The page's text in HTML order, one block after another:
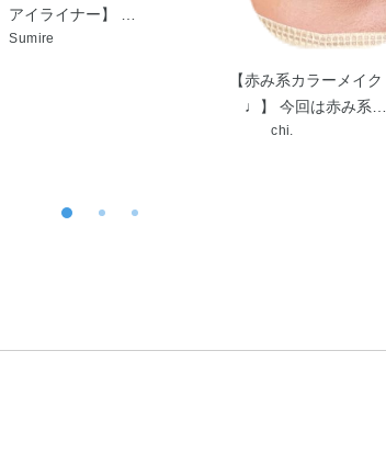
アイライナー】 …
Sumire
【赤み系カラーメイク
♩】 今回は赤み系…
chi.